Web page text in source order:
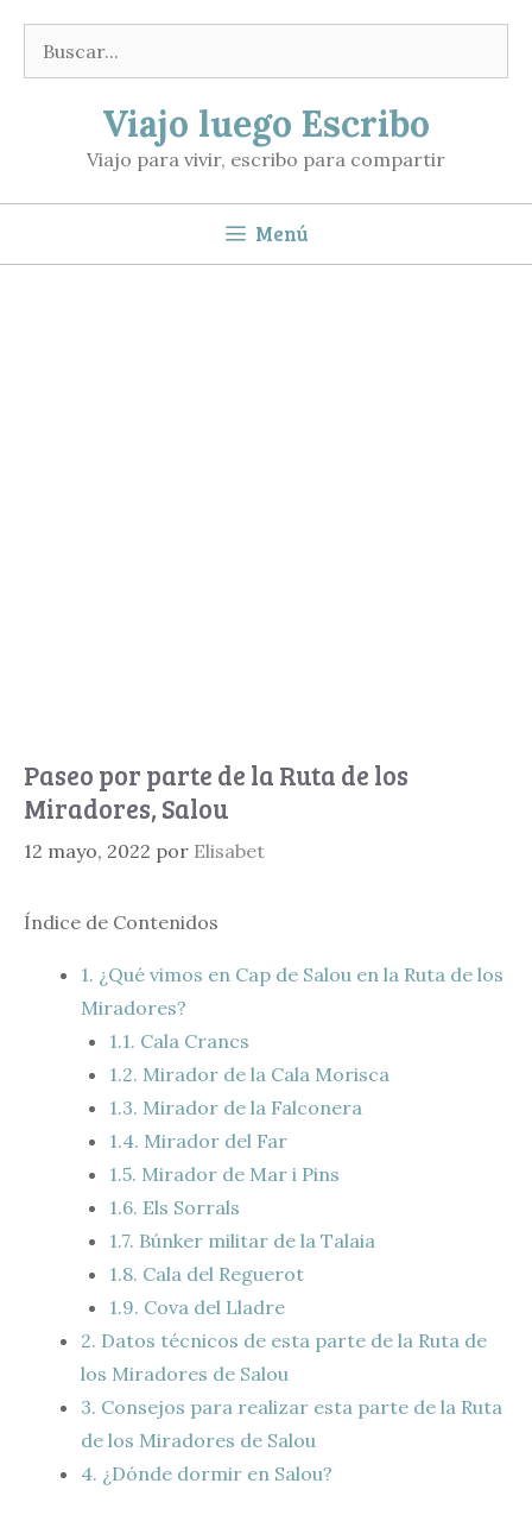
contenido
Buscar:
Viajo luego Escribo
Viajo para vivir, escribo para compartir
Menú
Paseo por parte de la Ruta de los
Miradores, Salou
12 mayo, 2022 por Elisabet
Índice de Contenidos
1. ¿Qué vimos en Cap de Salou en la Ruta de los
Miradores?
1.1. Cala Crancs
1.2. Mirador de la Cala Morisca
1.3. Mirador de la Falconera
1.4. Mirador del Far
1.5. Mirador de Mar i Pins
1.6. Els Sorrals
1.7. Búnker militar de la Talaia
1.8. Cala del Reguerot
1.9. Cova del Lladre
2. Datos técnicos de esta parte de la Ruta de
los Miradores de Salou
3. Consejos para realizar esta parte de la Ruta
de los Miradores de Salou
4. ¿Dónde dormir en Salou?